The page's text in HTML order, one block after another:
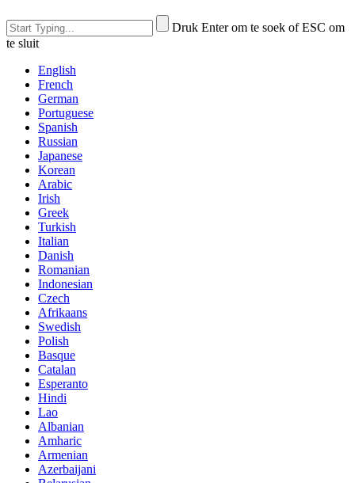
Druk Enter om te soek of ESC om
te sluit
English
French
German
Portuguese
Spanish
Russian
Japanese
Korean
Arabic
Irish
Greek
Turkish
Italian
Danish
Romanian
Indonesian
Czech
Afrikaans
Swedish
Polish
Basque
Catalan
Esperanto
Hindi
Lao
Albanian
Amharic
Armenian
Azerbaijani